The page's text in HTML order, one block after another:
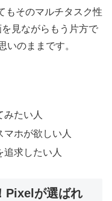
もそのマルチタスク性
見ながらもう片方で
のままです。
みたい人
ホが欲しい人
求したい人
Pixelが選ばれ